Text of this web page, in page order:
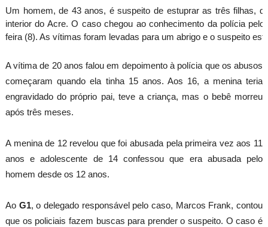
Um homem, de 43 anos, é suspeito de estuprar as três filhas,
interior do Acre. O caso chegou ao conhecimento da polícia
feira (8). As vítimas foram levadas para um abrigo e o suspeito
A vítima de 20 anos falou em depoimento à polícia que os abusos
começaram quando ela tinha 15 anos. Aos 16, a menina teria
engravidado do próprio pai, teve a criança, mas o bebê morreu
após três meses.
A menina de 12 revelou que foi abusada pela primeira vez aos 11
anos e adolescente de 14 confessou que era abusada pelo
homem desde os 12 anos.
Ao G1, o delegado responsável pelo caso, Marcos Frank, contou
que os policiais fazem buscas para prender o suspeito. O caso é